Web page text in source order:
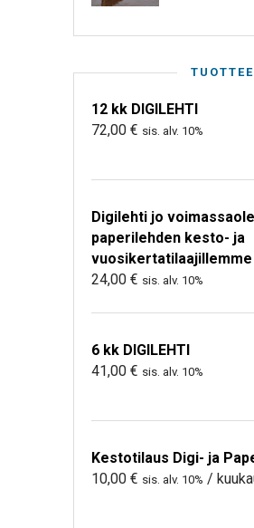
12 kk DIGILEHTI
72,00 € sis. alv. 10%
Digilehti jo
paperilehden kesto- ja
vuosikertatilaajillemme
24,00 € sis. alv. 10%
6 kk DIGILEHTI
41,00 € sis. alv. 10%
Kestotilaus Digi- ja
10,00 € sis. alv. 10% /